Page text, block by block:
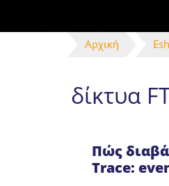
Αρχική
δίκτυα
Πώς
Trace: